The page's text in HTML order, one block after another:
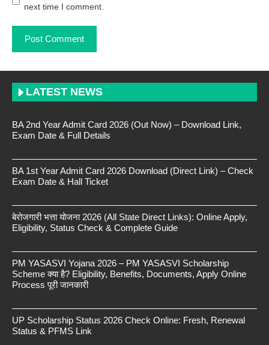
next time I comment.
LATEST NEWS
BA 2nd Year Admit Card 2026 (Out Now) – Download Link,
Exam Date & Full Details
BA 1st Year Admit Card 2026 Download (Direct Link) – Check
Exam Date & Hall Ticket
बेरोजगारी भत्ता योजना 2026 (All State Direct Links): Online Apply,
Eligibility, Status Check & Complete Guide
PM YASASVI Yojana 2026 – PM YASASVI Scholarship
Scheme क्या है? Eligibility, Benefits, Documents, Apply Online
Process पूरी जानकारी
UP Scholarship Status 2026 Check Online: Fresh, Renewal
Status & PFMS Link